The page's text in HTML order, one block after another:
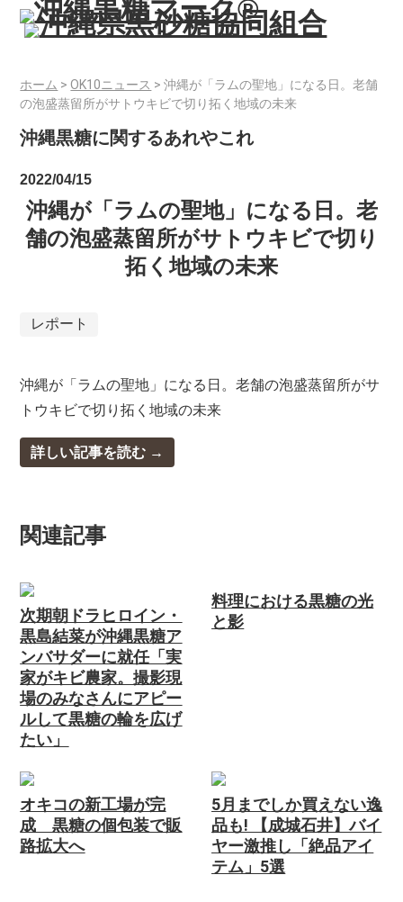
ホーム > OK10ニュース > 沖縄が「ラムの聖地」になる日。老舗
の泡盛蒸留所がサトウキビで切り拓く地域の未来
沖縄黒糖に関するあれやこれ
2022/04/15
沖縄が「ラムの聖地」になる日。老
舗の泡盛蒸留所がサトウキビで切り
拓く地域の未来
レポート
沖縄が「ラムの聖地」になる日。老舗の泡盛蒸留所がサ
トウキビで切り拓く地域の未来
詳しい記事を読む
関連記事
次期朝ドラヒロイン・
黒島結菜が沖縄黒糖ア
ンバサダーに就任「実
家がキビ農家。撮影現
場のみなさんにアピー
ルして黒糖の輪を広げ
たい」
料理における黒糖の光
と影
オキコの新工場が完
成 黒糖の個包装で販
路拡大へ
5月までしか買えない逸
品も! 【成城石井】バイ
ヤー激推し「絶品アイ
テム」5選